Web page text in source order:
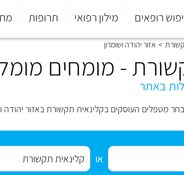
רופאים מילון רפואי תרופות
> אזור יהודה ושומרון
- מומחים
מטפלים העוסקים בקלינאית תקשורת באזור יהודה
או